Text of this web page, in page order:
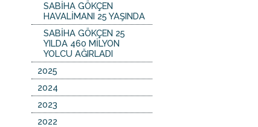
SABİHA GÖKÇEN
HAVALİMANI 25 YAŞINDA
SABİHA GÖKÇEN 25
YILDA 460 MİLYON
YOLCU AĞIRLADI
2025
2024
2023
2022